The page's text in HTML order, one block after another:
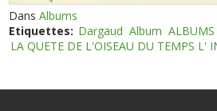
DansAlbums
Etiquettes: Dargaud Album ALBUMS
LA QUETE DE L'OISEAU DU TEMPS L'